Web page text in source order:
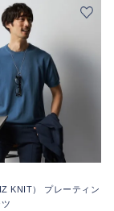
KNIT） プレーティン